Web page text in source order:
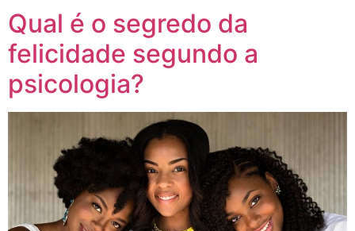
Qual é o segredo da
felicidade segundo a
psicologia?